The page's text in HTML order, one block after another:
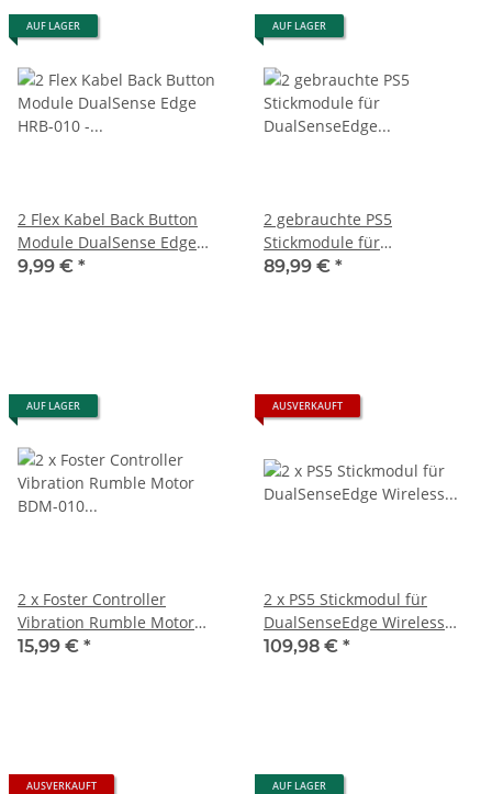
AUF LAGER
2 Flex Kabel Back Button
Module DualSense Edge
HRB-010 - R + L Controller
9,99 € *
AUF LAGER
2 gebrauchte PS5
Stickmodule für
DualSenseEdge Wireless
89,99 € *
AUF LAGER
2 x Foster Controller
Vibration Rumble Motor
BDM-010 Ersatzteil für Sony
15,99 € *
AUSVERKAUFT
2 x PS5 Stickmodul für
DualSenseEdge Wireless
Controller Halleffect
109,98 € *
AUSVERKAUFT AUF LAGER